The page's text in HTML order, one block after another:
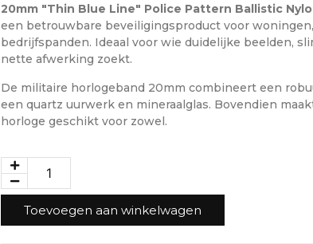
20mm "Thin Blue Line" Police Pattern Ballistic
een betrouwbare beveiligingsproduct voor
bedrijfspanden. Ideaal voor wie duidelijke beelden,
nette afwerking zoekt.
De militaire horlogeband 20mm combineert een
een quartz uurwerk en mineraalglas. Bovendien
horloge geschikt voor zowel.
Toevoegen aan winkelwagen